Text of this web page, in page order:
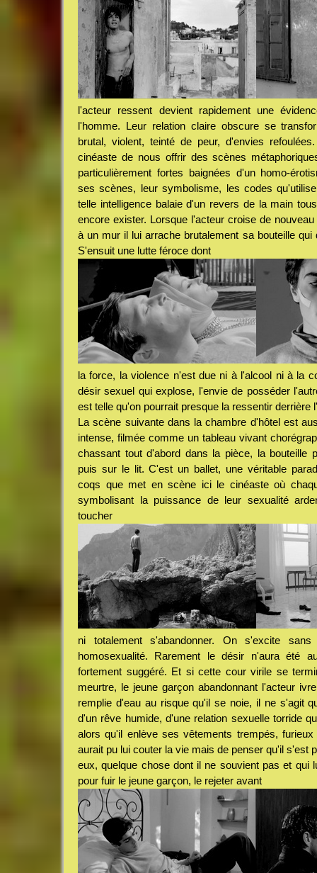
l'acteur ressent devient rapidement une
l'homme. Leur relation claire obscure se
brutal, violent, teinté de peur, d'envies
cinéaste de nous offrir des scènes
particulièrement fortes baignées d'un homo-
ses scènes, leur symbolisme, les codes
telle intelligence balaie d'un revers de la main
encore exister. Lorsque l'acteur croise de
à un mur il lui arrache brutalement sa bouteille qui
S'ensuit une lutte féroce dont
la force, la violence n'est due ni à l'alcool ni à la
désir sexuel qui explose, l'envie de posséder
est telle qu'on pourrait presque la ressentir derrière
La scène suivante dans la chambre d'hôtel est
intense, filmée comme un tableau vivant
chassant tout d'abord dans la pièce, la bouteille
puis sur le lit. C'est un ballet, une véritable
coqs que met en scène ici le cinéaste où
symbolisant la puissance de leur sexualité
toucher
ni totalement s'abandonner. On s'excite
homosexualité. Rarement le désir n'aura été
fortement suggéré. Et si cette cour virile se
meurtre, le jeune garçon abandonnant l'acteur
remplie d'eau au risque qu'il se noie, il ne s'agit
d'un rêve humide, d'une relation sexuelle torride
alors qu'il enlève ses vêtements trempés,
aurait pu lui couter la vie mais de penser qu'il s'est
eux, quelque chose dont il ne souvient pas et qui
pour fuir le jeune garçon, le rejeter avant